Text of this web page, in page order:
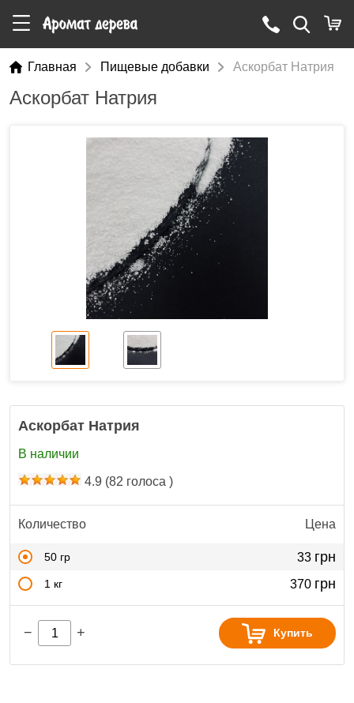
Главная Пищевые добавки Аскорбат Натрия
Аскорбат Натрия
Аскорбат Натрия
В наличии
4.9 (82 голоса )
Количество Цена
50 гр 33 грн
1 кг 370 грн
− + Купить